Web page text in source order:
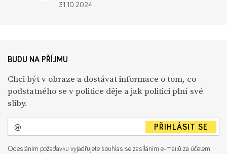
31. 10. 2024
BUDU NA PŘÍJMU
Chci být v obraze a dostávat informace o tom, co
podstatného se v politice děje a jak politici plní své
sliby.
PŘIHLÁSIT SE
Odesláním požadavku vyjadřujete souhlas se zasíláním e-mailů za účelem